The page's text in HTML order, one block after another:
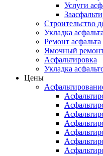
Услуги
Строительство
Укладка асфальта
Ремонт асфальта
Ямочный
Асфальтировка
Укладка
Цены